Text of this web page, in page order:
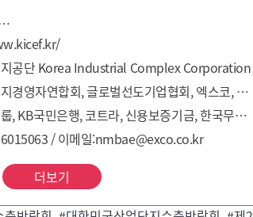
조  / Robot·자동화시스템
/ 반도체전자 부품
소재 / 반도체·전자 부품
동차 부품 / 산업용 제품
및 환경기계
게임
지공단 Korea Industrial Complex Corporation
한국산업단지경영자연합회, 글로벌선도기업협회, 엑스코, 첨단
하나금융그룹, KB국민은행, 코트라, 신용보증기금, 한국무역협회, 한국중견기업연합회, 벤처기업협회, 한국로봇산업진흥원, 대구경북창조경제혁신센터
/ 이메일:nmbae@exco.co.kr
더보기